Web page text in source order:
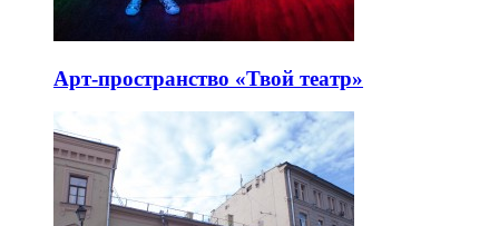
Арт-пространство «Твой театр»